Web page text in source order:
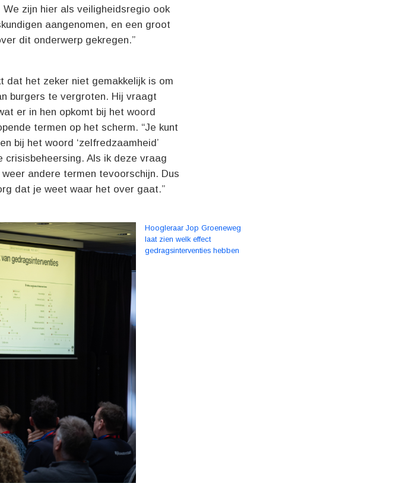
zijn hier als veiligheidsregio ook
aangenomen, en een groot
dit onderwerp gekregen.”
dat het zeker niet gemakkelijk is om
burgers te vergroten. Hij vraagt
er in hen opkomt bij het woord
termen op het scherm. “Je kunt
bij het woord ‘zelfredzaamheid’
crisisbeheersing. Als ik deze vraag
andere termen tevoorschijn. Dus
dat je weet waar het over gaat.”
Hoogleraar Jop Groeneweg
laat zien welk effect
gedragsinterventies hebben